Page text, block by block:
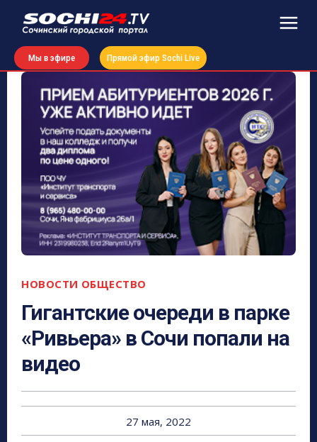
Мы в эфире Прямой эфир Sochi Live
НОВОСТИ ОБЩЕСТВО
Гигантские очереди в парке
«Ривьера» в Сочи попали на
видео
27 мая, 2022